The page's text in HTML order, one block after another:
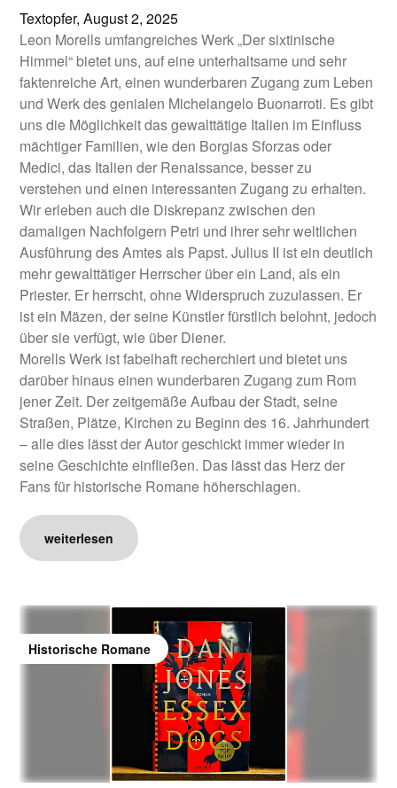
Textopfer,August 2, 2025
Leon Morells umfangreiches Werk „Der sixtinische
Himmel“ bietet uns, auf eine unterhaltsame und sehr
faktenreiche Art, einen wunderbaren Zugang zum Leben
und Werk des genialen Michelangelo Buonarroti. Es gibt
uns die Möglichkeit das gewalttätige Italien im Einfluss
mächtiger Familien, wie den Borgias Sforzas oder
Medici, das Italien der Renaissance, besser zu
verstehen und einen interessanten Zugang zu erhalten.
Wir erleben auch die Diskrepanz zwischen den
damaligen Nachfolgern Petri und ihrer sehr weltlichen
Ausführung des Amtes als Papst. Julius II ist ein deutlich
mehr gewalttätiger Herrscher über ein Land, als ein
Priester. Er herrscht, ohne Widerspruch zuzulassen. Er
ist ein Mäzen, der seine Künstler fürstlich belohnt, jedoch
über sie verfügt, wie über Diener.
Morells Werk ist fabelhaft recherchiert und bietet uns
darüber hinaus einen wunderbaren Zugang zum Rom
jener Zeit. Der zeitgemäße Aufbau der Stadt, seine
Straßen, Plätze, Kirchen zu Beginn des 16. Jahrhundert
– alle dies lässt der Autor geschickt immer wieder in
seine Geschichte einfließen. Das lässt das Herz der
Fans für historische Romane höherschlagen.
weiterlesen
Historische Romane